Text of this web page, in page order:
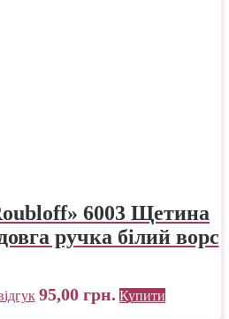
6003 Щетина
ручка білий ворс
95,00 грн. Купити